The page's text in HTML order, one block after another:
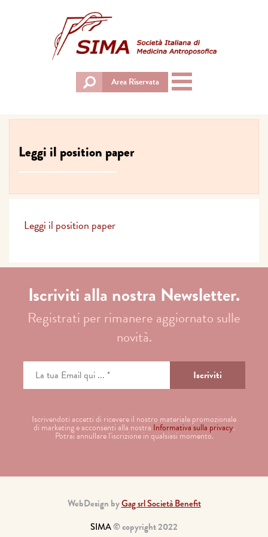
Area Riservata
Toggle
navigation
Leggi il position paper
Leggi il position paper
Iscriviti alla nostra Newsletter.
Registrati per rimanere aggiornato sulle
novità.
Iscrivendoti accetti di ricevere il nostro materiale promozionale
di marketing e acconsenti alla nostra Informativa sulla privacy.
Potrai annullare l'iscrizione in qualsiasi momento.
WebDesign byGag srl Società Benefit
SIMA© copyright 2022